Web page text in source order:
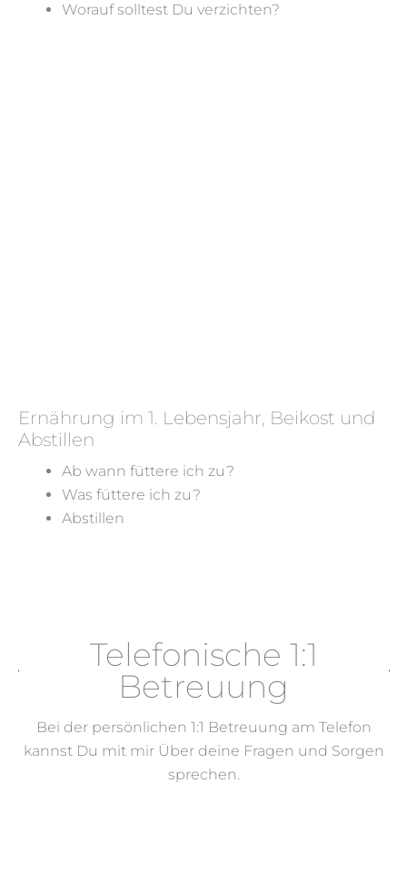
Worauf solltest Du verzichten?
Ernährung im 1. Lebensjahr, Beikost und
Abstillen
Ab wann füttere ich zu?
Was füttere ich zu?
Abstillen
Telefonische 1:1
Betreuung​
Bei der persönlichen 1:1 Betreuung am Telefon
kannst Du mit mir Über deine Fragen und Sorgen
sprechen.